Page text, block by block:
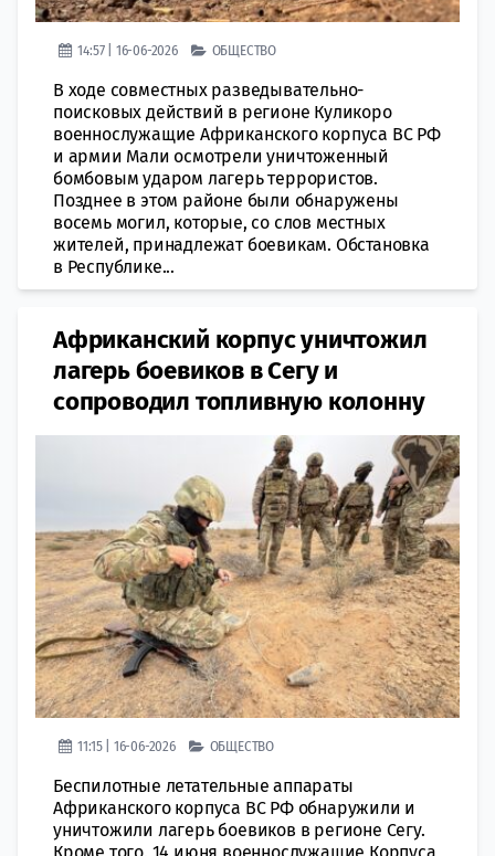
14:57 | 16-06-2026 ОБЩЕСТВО
В ходе совместных разведывательно-
поисковых действий в регионе Куликоро
военнослужащие Африканского корпуса ВС РФ
и армии Мали осмотрели уничтоженный
бомбовым ударом лагерь террористов.
Позднее в этом районе были обнаружены
восемь могил, которые, со слов местных
жителей, принадлежат боевикам. Обстановка
в Республике...
Африканский корпус уничтожил
лагерь боевиков в Сегу и
сопроводил топливную колонну
11:15 | 16-06-2026 ОБЩЕСТВО
Беспилотные летательные аппараты
Африканского корпуса ВС РФ обнаружили и
уничтожили лагерь боевиков в регионе Сегу.